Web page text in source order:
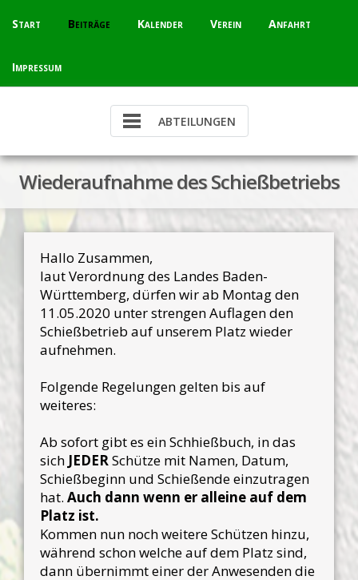
Start Beiträge Kalender Verein Anfahrt
Impressum
Wiederaufnahme des Schießbetriebs
Hallo Zusammen,
laut Verordnung des Landes Baden-
Württemberg, dürfen wir ab Montag den
11.05.2020 unter strengen Auflagen den
Schießbetrieb auf unserem Platz wieder
aufnehmen.
Folgende Regelungen gelten bis auf
weiteres:
Ab sofort gibt es ein Schhießbuch, in das
sich JEDERSchütze mit Namen, Datum,
Schießbeginn und Schießende einzutragen
hat. Auch dann wenn er alleine auf dem
Platz ist.
Kommen nun noch weitere Schützen hinzu,
während schon welche auf dem Platz sind,
dann übernimmt einer der Anwesenden die